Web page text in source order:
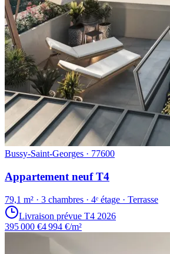
Bussy-Saint-Georges · 77600
Appartement neuf T4
79,1 m² · 3 chambres · 4ᵉ étage · Terrasse
Livraison prévue T4 2026
395 000 €4 994 €/m²